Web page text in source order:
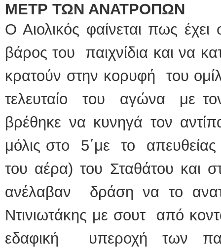
ΜΕΤΡ ΤΩΝ ΑΝΑΤΡΟΠΩΝ
Ο Αιολικός φαίνεται πως έχει
βάρος του παιχνίδια και να
κρατούν στην κορυφή του
τελευταίο του αγώνα με
βρέθηκε να κυνηγά τον
μόλις στο 5΄με το
του αέρα) του Σταθάτου και
ανέλαβαν δράση να το
Ντινιωτάκης με σουτ από
εδαφική υπεροχή των